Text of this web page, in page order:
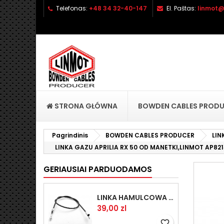
Telefonas: +48 34 32-40-147 El. Paštas:
STRONA GŁÓWNA BOWDEN CABLES
Pagrindinis BOWDEN CABLES PRODUCER
LINKA GAZU APRILIA RX 50 OD MANETKI,LINMOT
GERIAUSIAI PARDUODAMOS
LINKA HAMULCOWA PRZYCZEPY KNOTT 1440/1230 33921-1.14
Kaina
39,00 zl